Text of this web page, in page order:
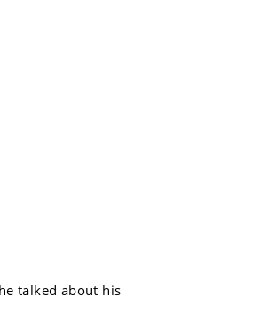
talked about his